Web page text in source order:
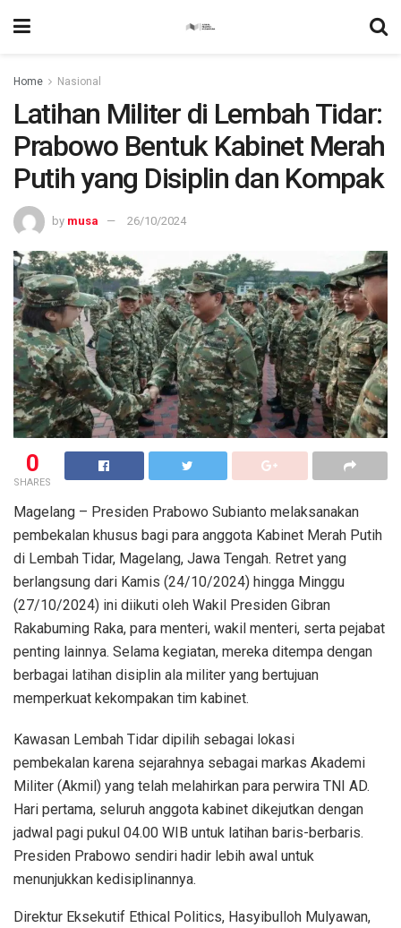
Home Nasional
Latihan Militer di Lembah Tidar:
Prabowo Bentuk Kabinet Merah
Putih yang Disiplin dan Kompak
by musa 26/10/2024
0
SHARES
Magelang – Presiden Prabowo Subianto melaksanakan
pembekalan khusus bagi para anggota Kabinet Merah Putih
di Lembah Tidar, Magelang, Jawa Tengah. Retret yang
berlangsung dari Kamis (24/10/2024) hingga Minggu
(27/10/2024) ini diikuti oleh Wakil Presiden Gibran
Rakabuming Raka, para menteri, wakil menteri, serta pejabat
penting lainnya. Selama kegiatan, mereka ditempa dengan
berbagai latihan disiplin ala militer yang bertujuan
memperkuat kekompakan tim kabinet.
Kawasan Lembah Tidar dipilih sebagai lokasi
pembekalan karena sejarahnya sebagai markas Akademi
Militer (Akmil) yang telah melahirkan para perwira TNI AD.
Hari pertama, seluruh anggota kabinet dikejutkan dengan
jadwal pagi pukul 04.00 WIB untuk latihan baris-berbaris.
Presiden Prabowo sendiri hadir lebih awal untuk
menunjukkan kedisiplinannya.
Direktur Eksekutif Ethical Politics, Hasyibulloh Mulyawan,